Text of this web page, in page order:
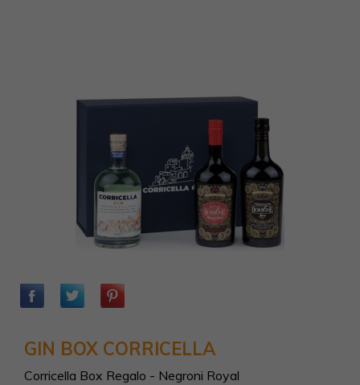
GIN BOX CORRICELLA
Corricella Box Regalo - Negroni Royal